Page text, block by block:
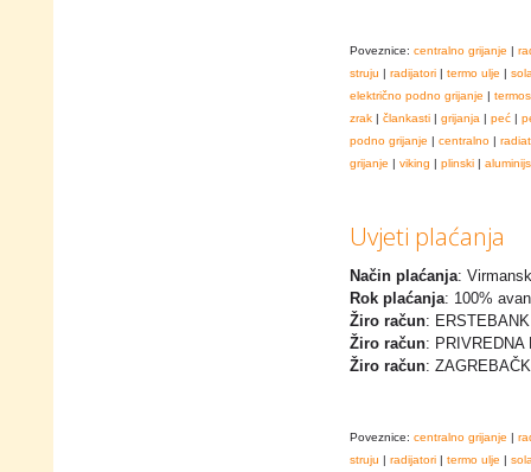
Poveznice: centralno grijanje |
struju | radijatori | termo ulje |
električno podno grijanje |
zrak | člankasti | grijanja | peć |
podno grijanje | centralno |
grijanje | viking | plinski |
Uvjeti plaćanja
Način plaćanja:
Rok plaćanja: 100%
Žiro račun:
Žiro račun: PRIVREDNA
Žiro račun:
Poveznice: centralno grijanje |
struju | radijatori | termo ulje |